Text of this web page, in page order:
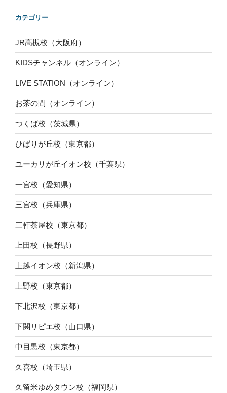
カテゴリー
JR高槻校（大阪府）
KIDSチャンネル（オンライン）
LIVE STATION（オンライン）
お茶の間（オンライン）
つくば校（茨城県）
ひばりが丘校（東京都）
ユーカリが丘イオン校（千葉県）
一宮校（愛知県）
三宮校（兵庫県）
三軒茶屋校（東京都）
上田校（長野県）
上越イオン校（新潟県）
上野校（東京都）
下北沢校（東京都）
下関リピエ校（山口県）
中目黒校（東京都）
久喜校（埼玉県）
久留米ゆめタウン校（福岡県）